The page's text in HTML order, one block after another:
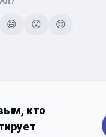
😄 😮 😢
кто